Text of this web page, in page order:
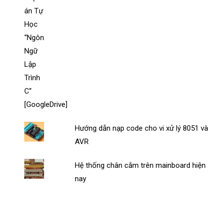
Hướng dẫn nạp code cho vi xử lý 8051 và
AVR
Hệ thống chân cắm trên mainboard hiện
nay